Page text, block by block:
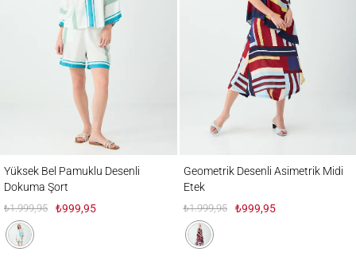
Yüksek Bel Pamuklu Desenli
Dokuma Şort
₺1.999,95 ₺999,95
Geometrik Desenli Asimetrik Midi
Etek
₺1.999,95 ₺999,95